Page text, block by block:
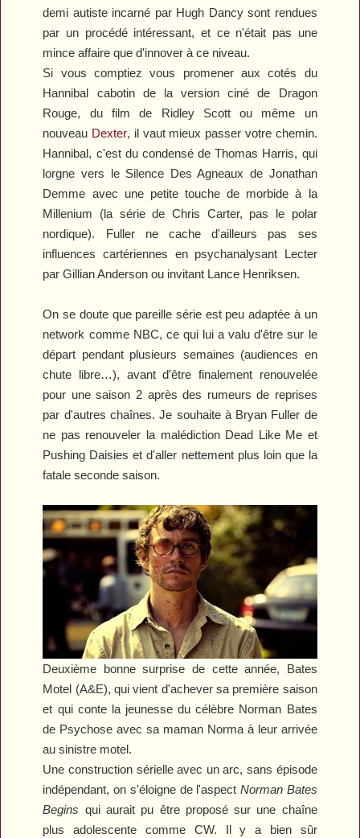
demi autiste incarné par Hugh Dancy sont rendues
par un procédé intéressant, et ce n'était pas une
mince affaire que d'innover à ce niveau.
Si vous comptiez vous promener aux cotés du
Hannibal cabotin de la version ciné de Dragon
Rouge, du film de Ridley Scott ou même un
nouveau Dexter, il vaut mieux passer votre chemin.
Hannibal, c'est du condensé de Thomas Harris, qui
lorgne vers le Silence Des Agneaux de Jonathan
Demme avec une petite touche de morbide à la
Millenium (la série de Chris Carter, pas le polar
nordique). Fuller ne cache d'ailleurs pas ses
influences cartériennes en psychanalysant Lecter
par Gillian Anderson ou invitant Lance Henriksen.
On se doute que pareille série est peu adaptée à un
network comme NBC, ce qui lui a valu d'être sur le
départ pendant plusieurs semaines (audiences en
chute libre…), avant d'être finalement renouvelée
pour une saison 2 après des rumeurs de reprises
par d'autres chaînes. Je souhaite à Bryan Fuller de
ne pas renouveler la malédiction Dead Like Me et
Pushing Daisies et d'aller nettement plus loin que la
fatale seconde saison.
Deuxième bonne surprise de cette année, Bates
Motel (A&E), qui vient d'achever sa première saison
et qui conte la jeunesse du célèbre Norman Bates
de Psychose avec sa maman Norma à leur arrivée
au sinistre motel.
Une construction sérielle avec un arc, sans épisode
indépendant, on s'éloigne de l'aspect Norman Bates
Begins qui aurait pu être proposé sur une chaîne
plus adolescente comme CW. Il y a bien sûr